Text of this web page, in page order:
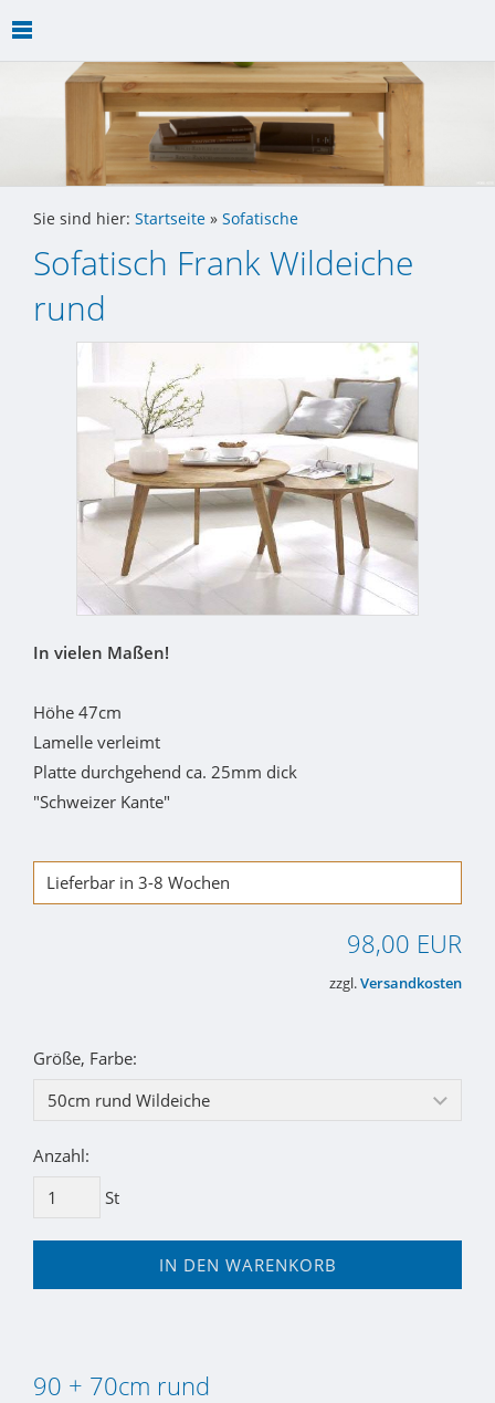
Sie sind hier: Startseite » Sofatische
Sofatisch Frank Wildeiche
rund
In vielen Maßen!
Höhe 47cm
Lamelle verleimt
Platte durchgehend ca. 25mm dick
"Schweizer Kante"
Lieferbar in 3-8 Wochen
98,00 EUR
zzgl.Versandkosten
Größe, Farbe:
Anzahl:
St
IN DEN WARENKORB
90 + 70cm rund